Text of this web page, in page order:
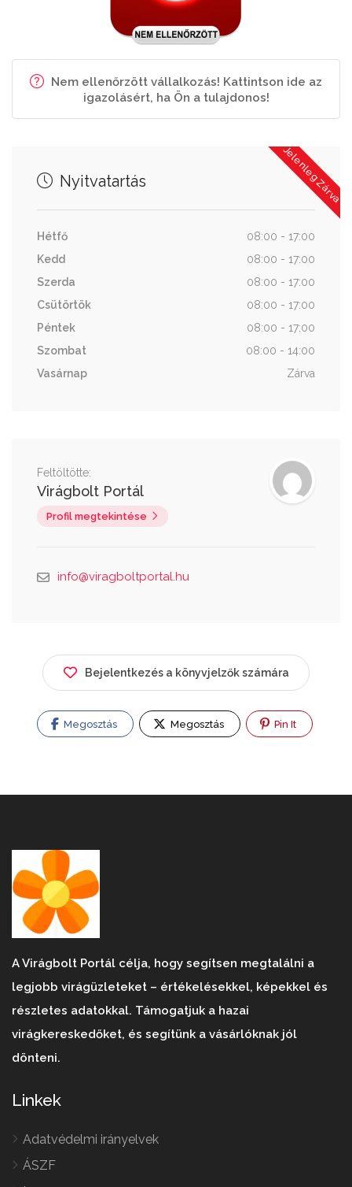
Nem ellenőrzött vállalkozás! Kattintson ide az
igazolásért, ha Ön a tulajdonos!
Jelenleg Zárva
Nyitvatartás
Hétfő
08:00 - 17:00
Kedd
08:00 - 17:00
Szerda
08:00 - 17:00
Csütörtök
08:00 - 17:00
Péntek
08:00 - 17:00
Szombat
08:00 - 14:00
Vasárnap
Zárva
Feltöltötte:
Virágbolt Portál
Profil megtekintése
info@viragboltportal.hu
Bejelentkezés a könyvjelzők számára
Megosztás Megosztás Pin It
A Virágbolt Portál célja, hogy segítsen megtalálni a
legjobb virágüzleteket – értékelésekkel, képekkel és
részletes adatokkal. Támogatjuk a hazai
virágkereskedőket, és segítünk a vásárlóknak jól
dönteni.
Linkek
Adatvédelmi irányelvek
ÁSZF